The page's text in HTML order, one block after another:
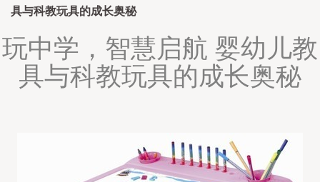
具与科教玩具的成长奥秘
玩中学，智慧启航 婴幼儿教
具与科教玩具的成长奥秘